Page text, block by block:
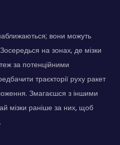
вони можуть
на зонах, де мізки
за потенційними
траєкторії руху ракет
Змагаєшся з іншими
мізки раніше за них, щоб